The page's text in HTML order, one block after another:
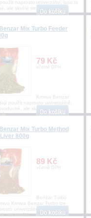
naprosto univerzální, jsou to
ale skvělé směsi, se kterými
Mix Turbo Feeder
79 Kč
včetně DPH
Krmiva Benzar
použít naprosto univerzálně,
ale skvělé směsi, se
Mix Turbo Method
800g
89 Kč
včetně DPH
Benzar Turbo
Krmiva Benzar Turbo lze
univerzální, jsou to
ale skvělé